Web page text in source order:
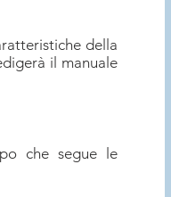
della
il manuale
che segue le